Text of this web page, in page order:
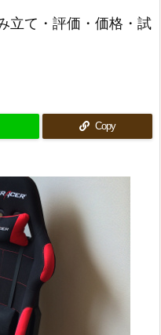
立て・評価・価格・試
Copy